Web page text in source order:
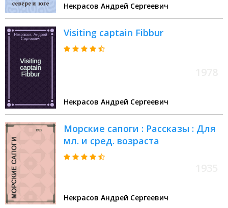
Некрасов Андрей Сергеевич
Visiting captain Fibbur
Некрасов Андрей Сергеевич
Морские сапоги : Рассказы : Для
мл. и сред. возраста
Некрасов Андрей Сергеевич